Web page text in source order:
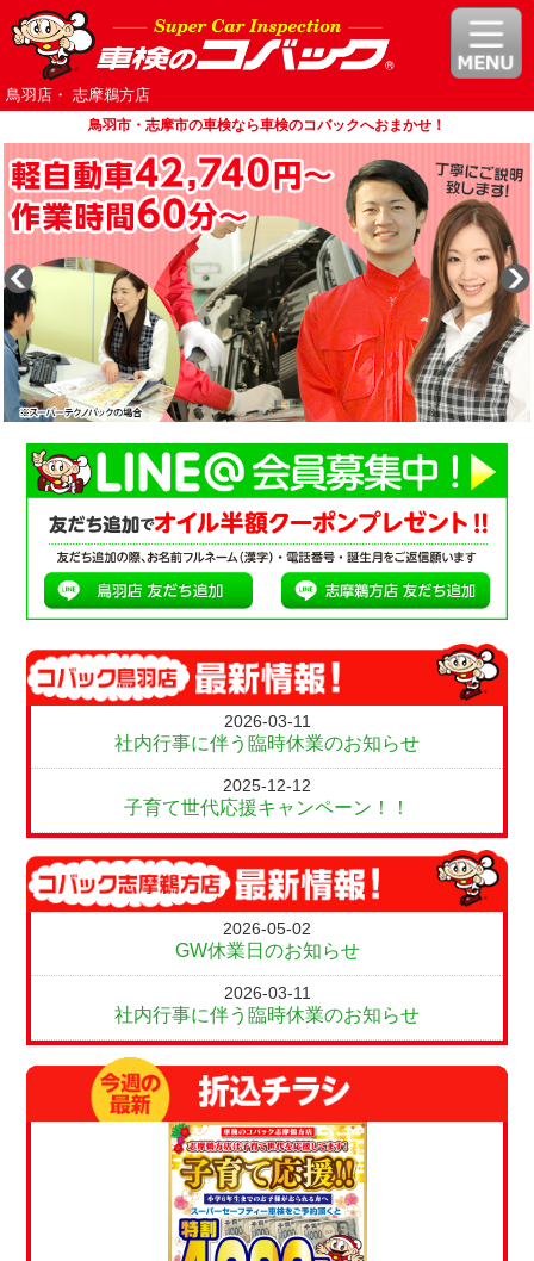
鳥羽店・ 志摩鵜方店
鳥羽市・志摩市の車検なら車検のコバックへおまかせ！
2026-03-11
社内行事に伴う臨時休業のお知らせ
2025-12-12
子育て世代応援キャンペーン！！
2026-05-02
GW休業日のお知らせ
2026-03-11
社内行事に伴う臨時休業のお知らせ